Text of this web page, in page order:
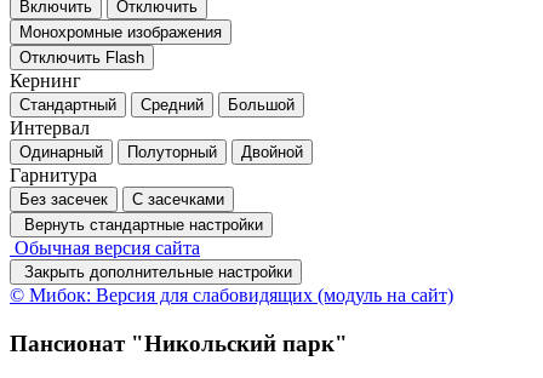
Включить
Отключить
Монохромные изображения
Отключить Flash
Кернинг
Стандартный Средний Большой
Интервал
Одинарный Полуторный Двойной
Гарнитура
Без засечек
С засечками
Вернуть стандартные настройки
Обычная версия сайта
Закрыть дополнительные настройки
© Мибок: Версия для слабовидящих (модуль на сайт)
Пансионат "Никольский парк"